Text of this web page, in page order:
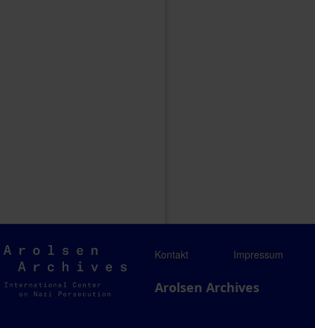
Arolsen
Archives
Kontakt Impressum
Arolsen Archives